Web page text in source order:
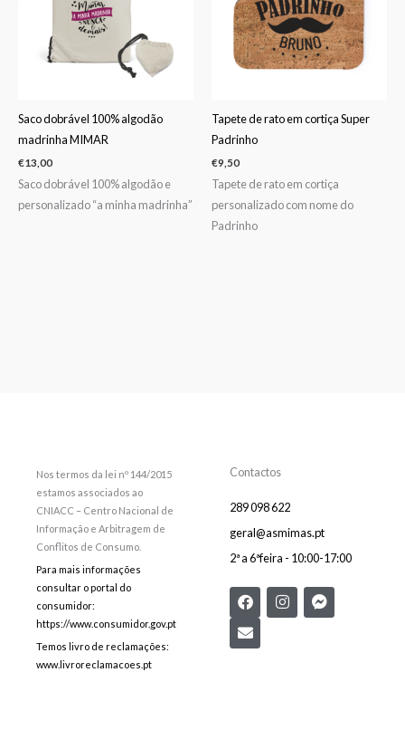
Saco dobrável 100% algodão
madrinha MIMAR
€13,00
Saco dobrável 100% algodão e
personalizado “a minha madrinha”
Tapete de rato em cortiça Super
Padrinho
€9,50
Tapete de rato em cortiça
personalizado com nome do
Padrinho
Nos termos da lei nº 144/2015
estamos associados ao
CNIACC – Centro Nacional de
Informação e Arbitragem de
Conflitos de Consumo.
Para mais informações
consultar o portal do
consumidor:
https://www.consumidor.gov.pt
Temos livro de reclamações:
www.livroreclamacoes.pt
Contactos
289 098 622
geral@asmimas.pt
2ª a 6ªfeira - 10:00-17:00
F
a
c
e
b
I
n
s
F
a
c
E
n
v
e
l